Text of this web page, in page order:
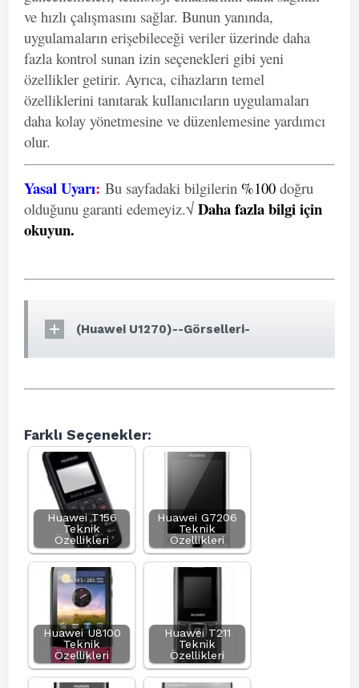
ve hızlı çalışmasını sağlar. Bunun yanında,
uygulamaların erişebileceği veriler üzerinde daha
fazla kontrol sunan izin seçenekleri gibi yeni
özellikler getirir. Ayrıca, cihazların temel
özelliklerini tanıtarak kullanıcıların uygulamaları
daha kolay yönetmesine ve düzenlemesine yardımcı
olur.
Yasal Uyarı: Bu sayfadaki bilgilerin %100 doğru
olduğunu garanti edemeyiz.√ Daha fazla bilgi için
okuyun.
(Huawei U1270)--Görselleri-
Farklı Seçenekler:
Huawei T156
Teknik
Özellikleri
Huawei G7206
Teknik
Özellikleri
Huawei U8100
Teknik
Özellikleri
Huawei T211
Teknik
Özellikleri